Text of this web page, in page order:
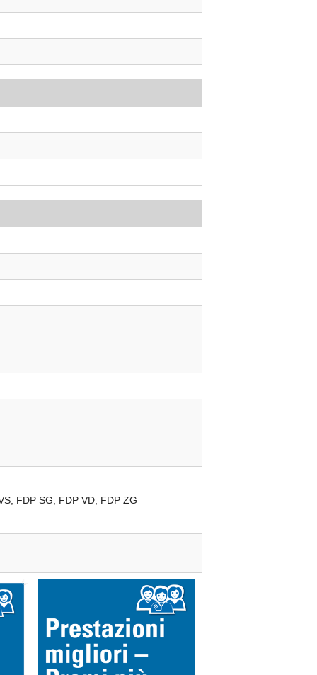
FDP SG FDP VD FDP ZG